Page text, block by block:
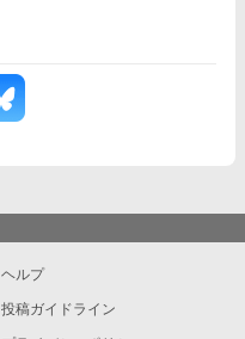
ヘルプ
投稿ガイドライン